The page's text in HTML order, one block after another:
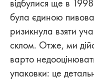
відбулися ще в
була єдиною
ризикнула взяти
склом. Отже, ми
варто
упаковки: це